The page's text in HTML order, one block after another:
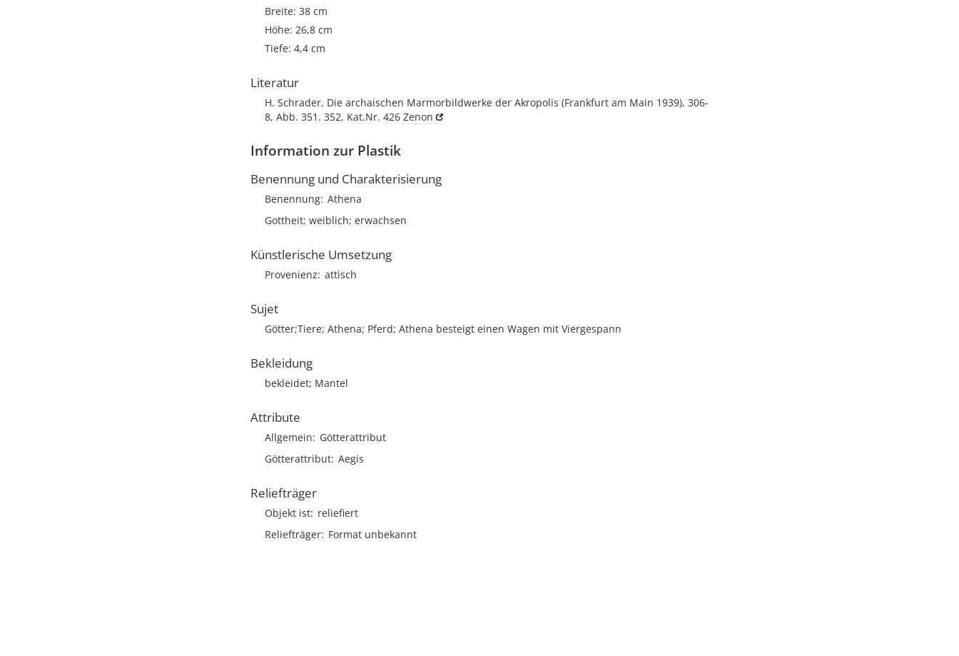
Breite: 38 cm
Höhe: 26,8 cm
Tiefe: 4,4 cm
Literatur
H. Schrader, Die archaischen Marmorbildwerke der Akropolis (Frankfurt am Main 1939), 306-
8, Abb. 351. 352, Kat.Nr. 426 Zenon
Information zur Plastik
Benennung und Charakterisierung
Benennung Athena
Gottheit; weiblich; erwachsen
Künstlerische Umsetzung
Provenienz attisch
Sujet
Götter;Tiere; Athena; Pferd; Athena besteigt einen Wagen mit Viergespann
Bekleidung
bekleidet; Mantel
Attribute
Allgemein
Götterattribut
Götterattribut Aegis
Reliefträger
Objekt ist reliefiert
Reliefträger Format unbekannt